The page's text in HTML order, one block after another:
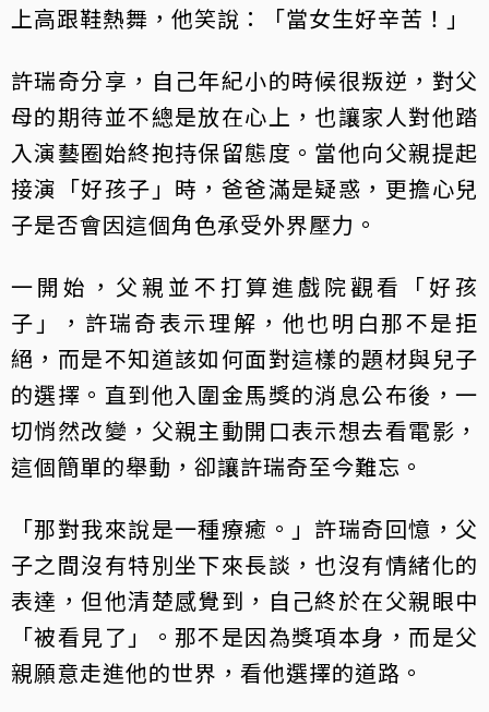
上高跟鞋熱舞，他笑說：「當女生好辛苦！」
許瑞奇分享，自己年紀小的時候很叛逆，對父
母的期待並不總是放在心上，也讓家人對他踏
入演藝圈始終抱持保留態度。當他向父親提起
接演「好孩子」時，爸爸滿是疑惑，更擔心兒
子是否會因這個角色承受外界壓力。
一開始，父親並不打算進戲院觀看「好孩
子」，許瑞奇表示理解，他也明白那不是拒
絕，而是不知道該如何面對這樣的題材與兒子
的選擇。直到他入圍金馬獎的消息公布後，一
切悄然改變，父親主動開口表示想去看電影，
這個簡單的舉動，卻讓許瑞奇至今難忘。
「那對我來說是一種療癒。」許瑞奇回憶，父
子之間沒有特別坐下來長談，也沒有情緒化的
表達，但他清楚感覺到，自己終於在父親眼中
「被看見了」。那不是因為獎項本身，而是父
親願意走進他的世界，看他選擇的道路。